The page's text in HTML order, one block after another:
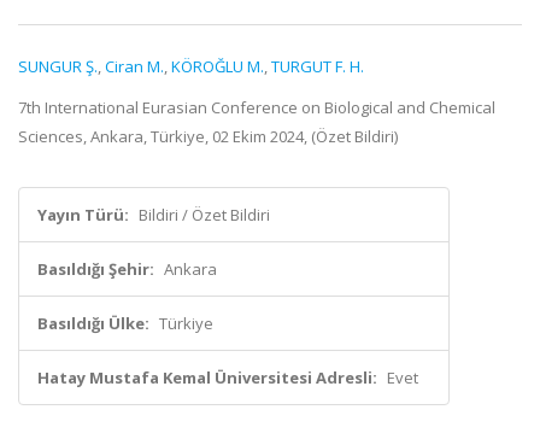
SUNGUR Ş.,Ciran M.,KÖROĞLU M.,TURGUT F. H.
7th International Eurasian Conference on Biological and Chemical
Sciences, Ankara, Türkiye, 02 Ekim 2024, (Özet Bildiri)
Yayın Türü: Bildiri / Özet Bildiri
Basıldığı Şehir: Ankara
Basıldığı Ülke: Türkiye
Hatay Mustafa Kemal Üniversitesi Adresli: Evet